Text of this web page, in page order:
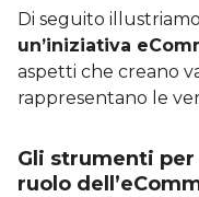
Di seguito illustriamo
un’iniziativa
aspetti che creano
rappresentano le
Gli strumenti
ruolo